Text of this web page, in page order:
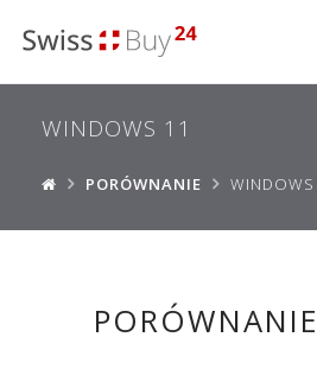
WINDOWS 11
PORÓWNANIE WINDOWS